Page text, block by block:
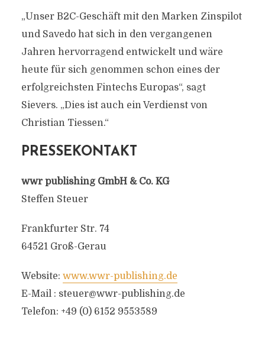
„Unser B2C-Geschäft mit den Marken Zinspilot
und Savedo hat sich in den vergangenen
Jahren hervorragend entwickelt und wäre
heute für sich genommen schon eines der
erfolgreichsten Fintechs Europas“, sagt
Sievers. „Dies ist auch ein Verdienst von
Christian Tiessen.“
PRESSEKONTAKT
wwr publishing GmbH & Co. KG
Steffen Steuer
Frankfurter Str. 74
64521 Groß-Gerau
Website: www.wwr-publishing.de
E-Mail : steuer@wwr-publishing.de
Telefon: +49 (0) 6152 9553589